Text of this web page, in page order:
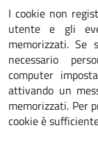
I cookie non
utente e gli
memorizzati. Se
necessario
computer
attivando un
memorizzati. Per
cookie è